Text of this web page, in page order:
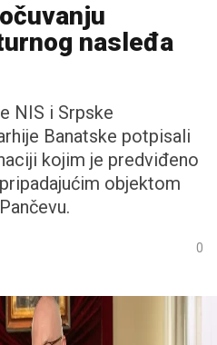
nasleđa
NIS i Srpske
Banatske potpisali
kojim je predviđeno
objektom
0